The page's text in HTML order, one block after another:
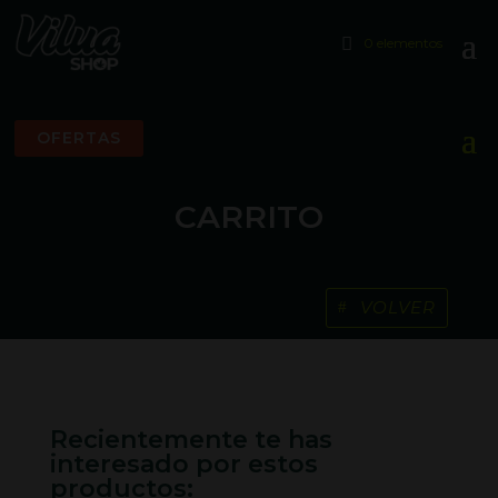
CARRITO
Recientemente te has
interesado por estos
productos: